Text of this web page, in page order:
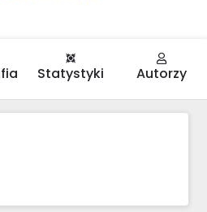
Statystyki Autorzy